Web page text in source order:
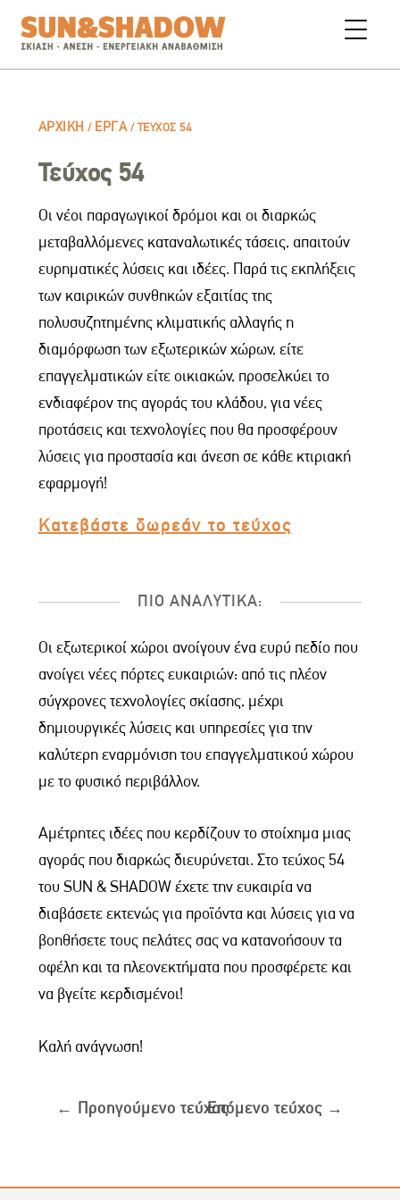
ΑΡΧΙΚΉ / ΈΡΓΑ/ ΤΕΎΧΟΣ 54
Τεύχος 54
Οι νέοι παραγωγικοί δρόμοι και οι διαρκώς
μεταβαλλόμενες καταναλωτικές τάσεις, απαιτούν
ευρηματικές λύσεις και ιδέες. Παρά τις εκπλήξεις
των καιρικών συνθηκών εξαιτίας της
πολυσυζητημένης κλιματικής αλλαγής η
διαμόρφωση των εξωτερικών χώρων, είτε
επαγγελματικών είτε οικιακών, προσελκύει το
ενδιαφέρον της αγοράς του κλάδου, για νέες
προτάσεις και τεχνολογίες που θα προσφέρουν
λύσεις για προστασία και άνεση σε κάθε κτιριακή
εφαρμογή!
Κατεβάστε δωρεάν το τεύχος
ΠΙΟ ΑΝΑΛΥΤΙΚΑ:
Οι εξωτερικοί χώροι ανοίγουν ένα ευρύ πεδίο που
ανοίγει νέες πόρτες ευκαιριών: από τις πλέον
σύγχρονες τεχνολογίες σκίασης, μέχρι
δημιουργικές λύσεις και υπηρεσίες για την
καλύτερη εναρμόνιση του επαγγελματικού χώρου
με το φυσικό περιβάλλον.
Αμέτρητες ιδέες που κερδίζουν το στοίχημα μιας
αγοράς που διαρκώς διευρύνεται. Στο τεύχος 54
του SUN & SHADOW έχετε την ευκαιρία να
διαβάσετε εκτενώς για προϊόντα και λύσεις για να
βοηθήσετε τους πελάτες σας να κατανοήσουν τα
οφέλη και τα πλεονεκτήματα που προσφέρετε και
να βγείτε κερδισμένοι!
Καλή ανάγνωση!
← Προηγούμενο τεύχοςΕπόμενο τεύχος →